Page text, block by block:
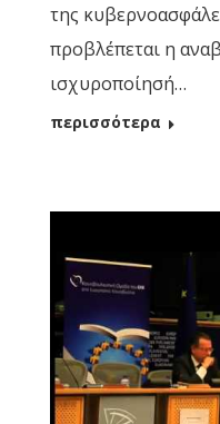
της
προβλέπεται η
ισχυροποίησή…
περισσότερα